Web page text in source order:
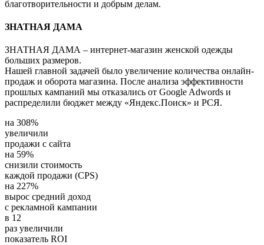
благотворительности и добрым делам.
ЗНАТНАЯ ДАМА
ЗНАТНАЯ ДАМА – интернет-магазин женской одежды
больших размеров.
Нашей главной задачей было увеличение количества онлайн-
продаж и оборота магазина. После анализа эффективности
прошлых кампаний мы отказались от Google Adwords и
распределили бюджет между «Яндекс.Поиск» и РСЯ.
на 308%
увеличили
продажи с сайта
на 59%
снизили стоимость
каждой продажи (CPS)
на 227%
вырос средний доход
с рекламной кампании
в 12
раз увеличили
показатель ROI